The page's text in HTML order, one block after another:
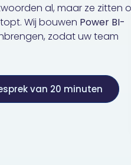
al, maar ze zitten
Wij bouwen Power BI-
zodat uw team
van 20 minuten